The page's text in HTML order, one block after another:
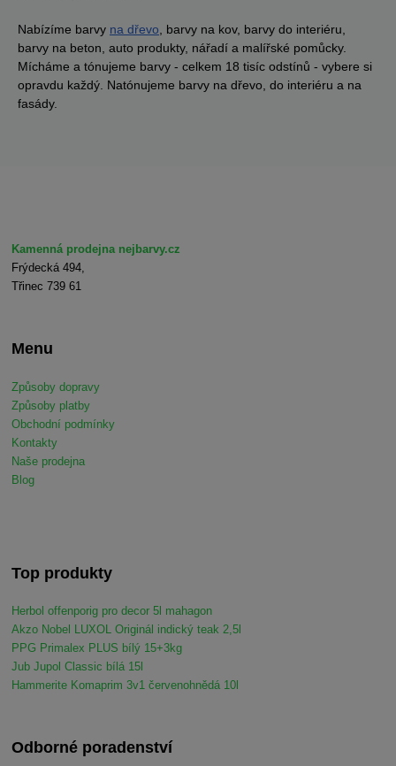
Nabízíme barvy na dřevo , barvy na kov, barvy do interiéru,
barvy na beton, auto produkty, nářadí a malířské pomůcky.
Mícháme a tónujeme barvy - celkem 18 tisíc odstínů - vybere si
opravdu každý. Natónujeme barvy na dřevo, do interiéru a na
fasády.
Kamenná prodejna nejbarvy.cz
Frýdecká 494,
Třinec 739 61
Menu
Způsoby dopravy
Způsoby platby
Obchodní podmínky
Kontakty
Naše prodejna
Blog
Top produkty
Herbol offenporig pro decor 5l mahagon
Akzo Nobel LUXOL Originál indický teak 2,5l
PPG Primalex PLUS bílý 15+3kg
Jub Jupol Classic bílá 15l
Hammerite Komaprim 3v1 červenohnědá 10l
Odborné poradenství